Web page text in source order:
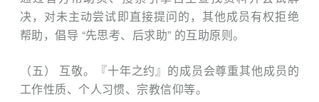
决，对未主动尝试即直接提问的，其他成员有权拒绝
帮助，倡导 “先思考、后求助” 的互助原则。
（五） 互敬。『十年之约』的成员会尊重其他成员的
工作性质、个人习惯、宗教信仰等。